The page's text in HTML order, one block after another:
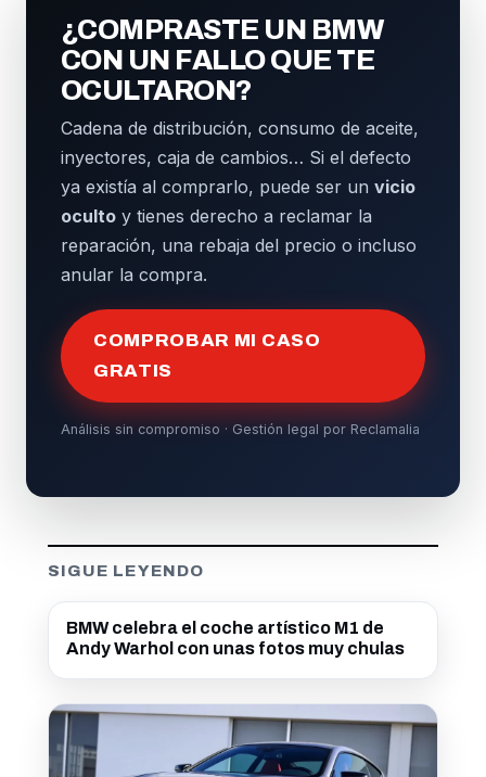
¿COMPRASTE UN BMW
CON UN FALLO QUE TE
OCULTARON?
Cadena de distribución, consumo de aceite,
inyectores, caja de cambios… Si el defecto
ya existía al comprarlo, puede ser un vicio
oculto y tienes derecho a reclamar la
reparación, una rebaja del precio o incluso
anular la compra.
COMPROBAR MI CASO
GRATIS
Análisis sin compromiso · Gestión legal por Reclamalia
SIGUE LEYENDO
BMW celebra el coche artístico M1 de
Andy Warhol con unas fotos muy chulas